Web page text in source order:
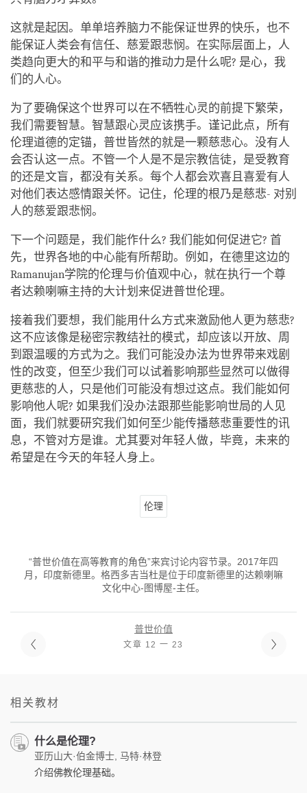
这就是起因。单单培养脑力不能保证世界的快乐，也不
能保证人类会有信任、慈爱跟悲悯。在实际层面上，人
类趋向更大的和平与和谐的推动力是什么呢? 是心，我
们的人心。
为了要确保这个世界可以在不牺牲心灵的前提下繁荣，
我们需要智慧。智慧跟心灵应该携手。谨记此点，所有
伦理道德的定锚，普世皆然的就是一颗慈悲心。没有人
会否认这一点。不管一个人是不是宗教信徒，是受教育
的还是文盲，都没有关系。每个人都会欢喜且喜爱有人
对他们表达感情跟关怀。记住，伦理的根乃是慈悲- 对别
人的慈爱跟悲悯。
下一个问题是，我们能作什么? 我们能如何促进它? 首
先，世界各地的中心能有所帮助。例如，在德里这边的
Ramanujan学院的伦理与价值观中心，就在执行一个尊
者达赖喇嘛主持的大计划来促进普世伦理。
接着我们要想，我们能用什么方式来激励他人更为慈悲?
这不应该像是秘密宗教结社的模式，却应该以开放、周
到跟温暖的方式为之。我们可能没办法为世界带来戏剧
性的改变，但至少我们可以试着影响那些显然可以做得
更慈悲的人，只是他们可能没有想过这点。我们能如何
影响他人呢? 如果我们没办法跟那些能影响世局的人见
面，我们就要研究我们如何至少能传播慈悲重要性的讯
息，不管对方是谁。尤其要对年轻人做，毕竟，未来的
希望是在今天的年轻人身上。
伦理
“普世价值在高等教育的角色”来宾讨论内容节录。2017年四
月，印度新德里。格西多吉当杜是位于印度新德里的达赖喇嘛
文化中心-图博屋-主任。
普世价值
文章 12 一 23
相关教材
什么是伦理?
亚历山大·伯金博士, 马特·林登
介绍佛教伦理基础。